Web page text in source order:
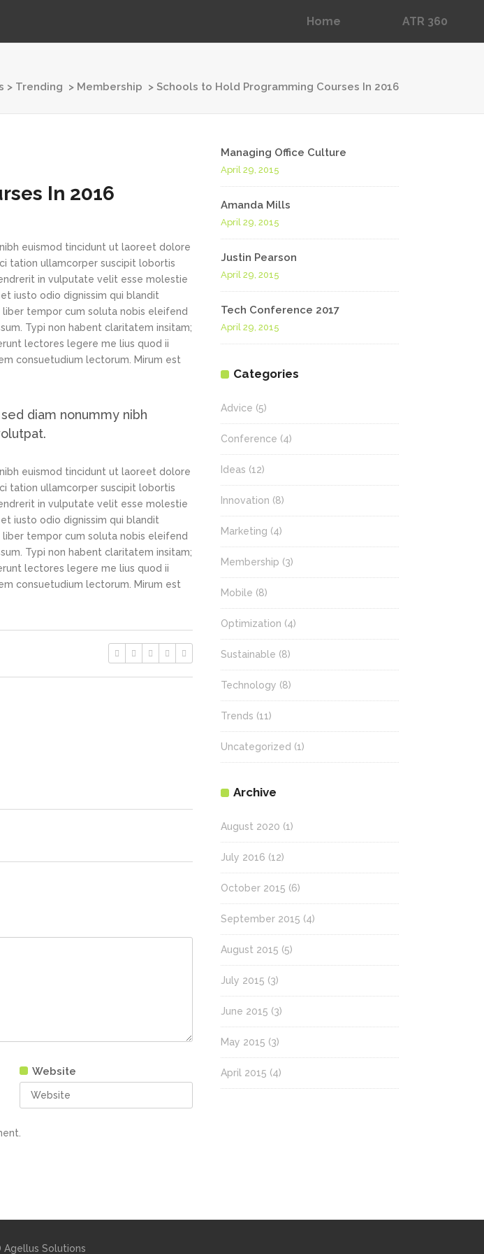
Home ATR 360
> Trending > Membership > Schools to Hold Programming Courses In 2016
In 2016
euismod tincidunt ut laoreet dolore
tation ullamcorper suscipit lobortis
in vulputate velit esse molestie
iusto odio dignissim qui blandit
tempor cum soluta nobis eleifend
Typi non habent claritatem insitam;
lectores legere me lius quod ii
consuetudium lectorum. Mirum est
diam nonummy nibh
euismod tincidunt ut laoreet dolore
tation ullamcorper suscipit lobortis
in vulputate velit esse molestie
iusto odio dignissim qui blandit
tempor cum soluta nobis eleifend
Typi non habent claritatem insitam;
lectores legere me lius quod ii
consuetudium lectorum. Mirum est
Website
Managing Office Culture
April 29, 2015
Amanda Mills
April 29, 2015
Justin Pearson
April 29, 2015
Tech Conference 2017
April 29, 2015
Categories
Advice (5)
Conference (4)
Ideas (12)
Innovation (8)
Marketing (4)
Membership (3)
Mobile (8)
Optimization (4)
Sustainable (8)
Technology (8)
Trends (11)
Uncategorized (1)
Archive
August 2020 (1)
July 2016 (12)
October 2015 (6)
September 2015 (4)
August 2015 (5)
July 2015 (3)
June 2015 (3)
May 2015 (3)
April 2015 (4)
Solutions